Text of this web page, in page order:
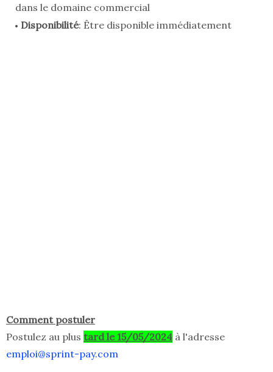
dans le domaine commercial
Disponibilité: Être disponible immédiatement
Comment postuler
Postulez au plus tard le 15/05/2024 à l'adresse
emploi@sprint-pay.com